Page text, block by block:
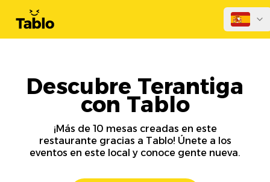
Descubre Terantiga
con Tablo
¡Más de 10 mesas creadas en este
restaurante gracias a Tablo! Únete a los
eventos en este local y conoce gente nueva.